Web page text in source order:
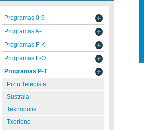
Programas 0-9
Programas A-E
Programas F-K
Programas L-O
Programas P-T
Piztu Telebista
Sustraia
Teknopolis
Txoriene